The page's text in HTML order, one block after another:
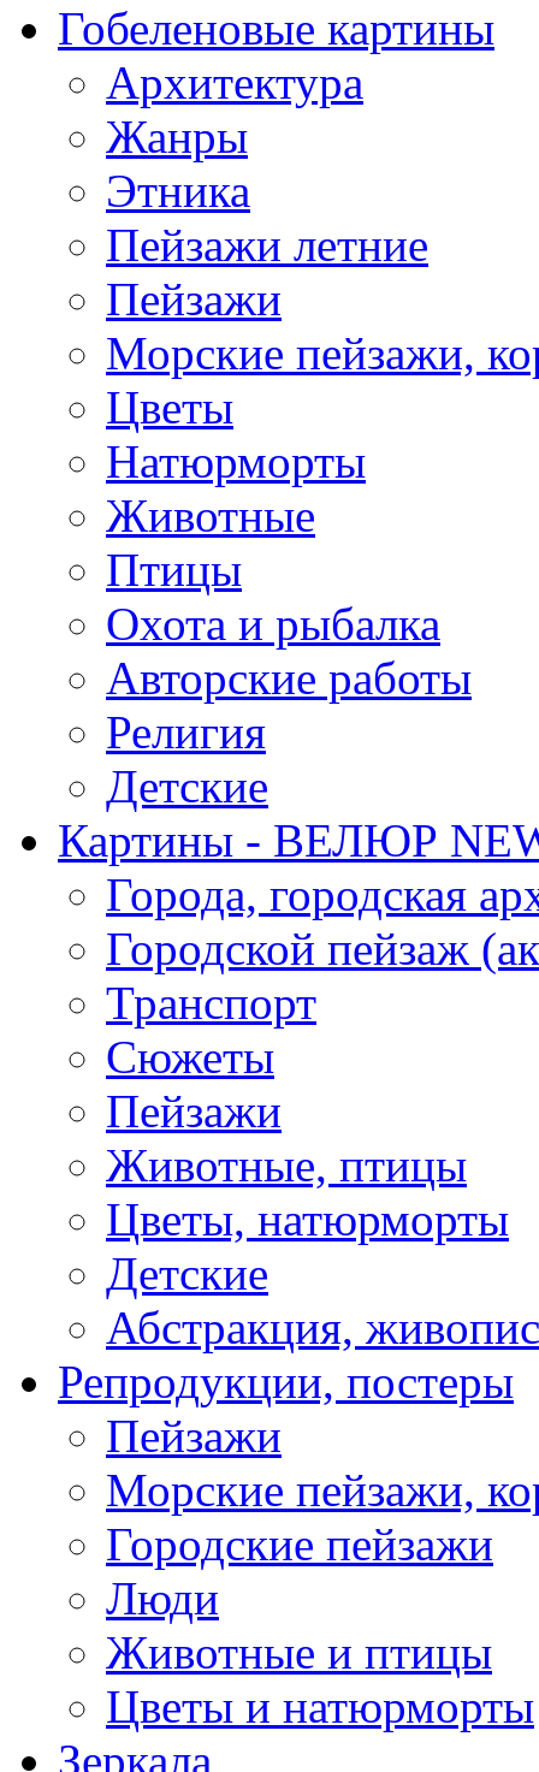
Гобеленовые картины
Архитектура
Жанры
Этника
Пейзажи летние
Пейзажи
Морские пейзажи,
Цветы
Натюрморты
Животные
Птицы
Охота и рыбалка
Авторские работы
Религия
Детские
Картины - ВЕЛЮР
Города, городская
Городской пейзаж
Транспорт
Сюжеты
Пейзажи
Животные, птицы
Цветы, натюрморты
Детские
Абстракция,
Репродукции, постеры
Пейзажи
Морские пейзажи,
Городские пейзажи
Люди
Животные и птицы
Цветы и натюрморты
Зеркала